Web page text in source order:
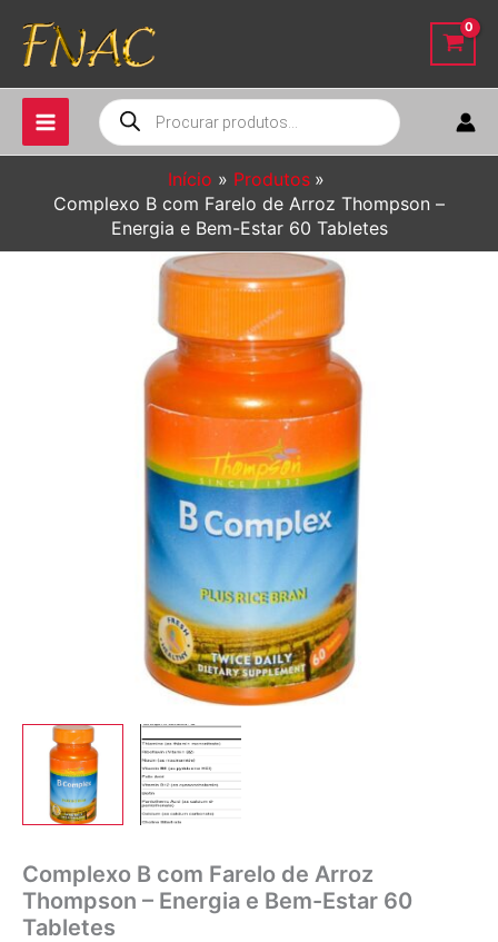
para
conteúdo
Pesquisar
produtos
Início
Produtos
Complexo B com Farelo de Arroz Thompson –
Energia e Bem-Estar 60 Tabletes
Complexo B com Farelo de Arroz
Thompson – Energia e Bem-Estar 60
Tabletes